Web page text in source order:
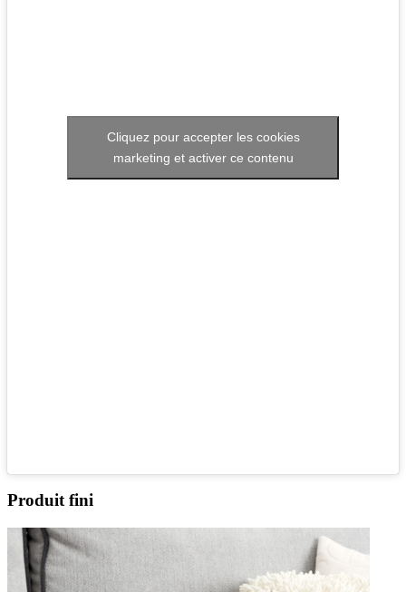
Cliquez pour accepter les cookies
marketing et activer ce contenu
Produit fini